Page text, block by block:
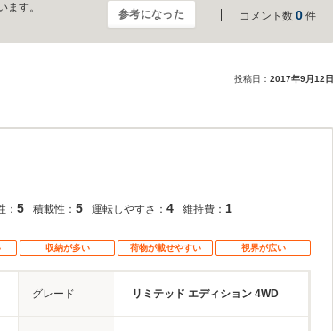
す。
参考になった コメント数 0 件
投稿日： 2017年9月12日
： 5 積載性： 5 運転しやすさ： 4 維持費： 1
収納が多い 荷物が載せやすい 視界が広い
グレード リミテッド エディション 4WD